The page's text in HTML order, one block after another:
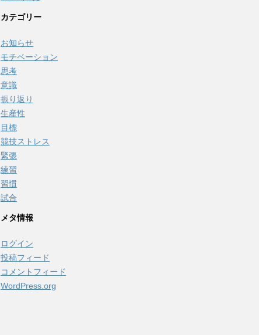
カテゴリー
お知らせ
モチベーション
思考
意識
振り返り
生産性
目標
競技ストレス
緊張
練習
習慣
試合
メタ情報
ログイン
投稿フィード
コメントフィード
WordPress.org